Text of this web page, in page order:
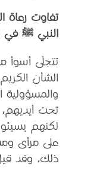
تفاوت رعاة
النبي ﷺ في
تتجلّى أسوأ
الشأن
تحت
لكنهم
على مرأى
ذلك، وقد